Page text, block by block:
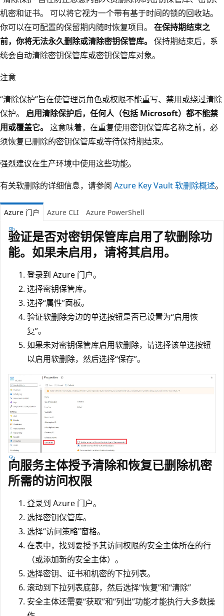
机密和证书。 可以将它视为一个带有基于时间的锁的回收站。
你可以在可配置的保留期内随时恢复项目。 在保持期结束之
前，你将无法永久删除或清除密钥保管库。 保持期结束后，系
统会自动清除密钥保管库或密钥保管库对象。
注意
“清除保护”旨在使管理员角色或权限不能重写、禁用或绕过清除
保护。 启用清除保护后，任何人（包括 Microsoft）都不能禁
用或覆盖它。 这意味着，在重复使用密钥保管库名称之前，必
须恢复已删除的密钥保管库或等待保持期结束。
强烈建议在生产环境中使用这些功能。
有关软删除的详细信息，请参阅 Azure Key Vault 软删除概述。
Azure 门户 Azure CLI Azure PowerShell
验证是否对密钥保管库启用了软删除功
能。如果未启用，请将其启用。
登录到 Azure 门户。
选择密钥保管库。
选择“属性”面板。
验证软删除旁边的单选按钮是否已设置为“启用恢
复”。
如果未对密钥保管库启用软删除，请选择该单选按钮
以启用软删除，然后选择“保存”。
向服务主体授予清除和恢复已删除机密
所需的访问权限
登录到 Azure 门户。
选择密钥保管库。
选择“访问策略”窗格。
在表中，找到要授予其访问权限的安全主体所在的行
（或添加新的安全主体）。
选择密钥、证书和机密的下拉列表。
滚动到下拉列表底部，然后选择“恢复”和“清除”
安全主体还需要“获取”和“列出”功能才能执行大多数操